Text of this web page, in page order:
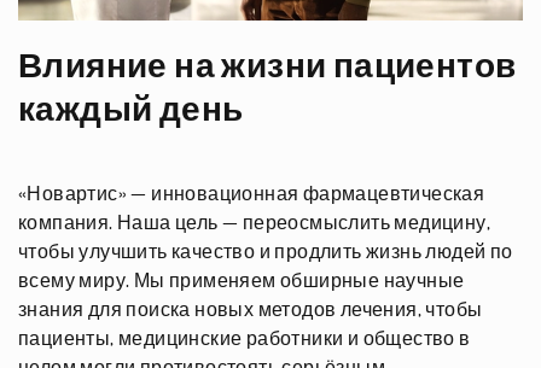
Влияние на жизни пациентов
каждый день
«Новартис» — инновационная фармацевтическая
компания. Наша цель — переосмыслить медицину,
чтобы улучшить качество и продлить жизнь людей по
всему миру. Мы применяем обширные научные
знания для поиска новых методов лечения, чтобы
пациенты, медицинские работники и общество в